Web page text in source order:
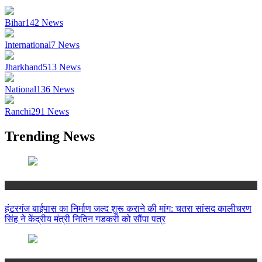
Bihar142 News
International7 News
Jharkhand513 News
National136 News
Ranchi291 News
Trending News
हंटरगंज बाईपास का निर्माण जल्द शुरू कराने की मांग: चतरा सांसद कालीचरण
सिंह ने केंद्रीय मंत्री नितिन गडकरी को सौंपा पत्र